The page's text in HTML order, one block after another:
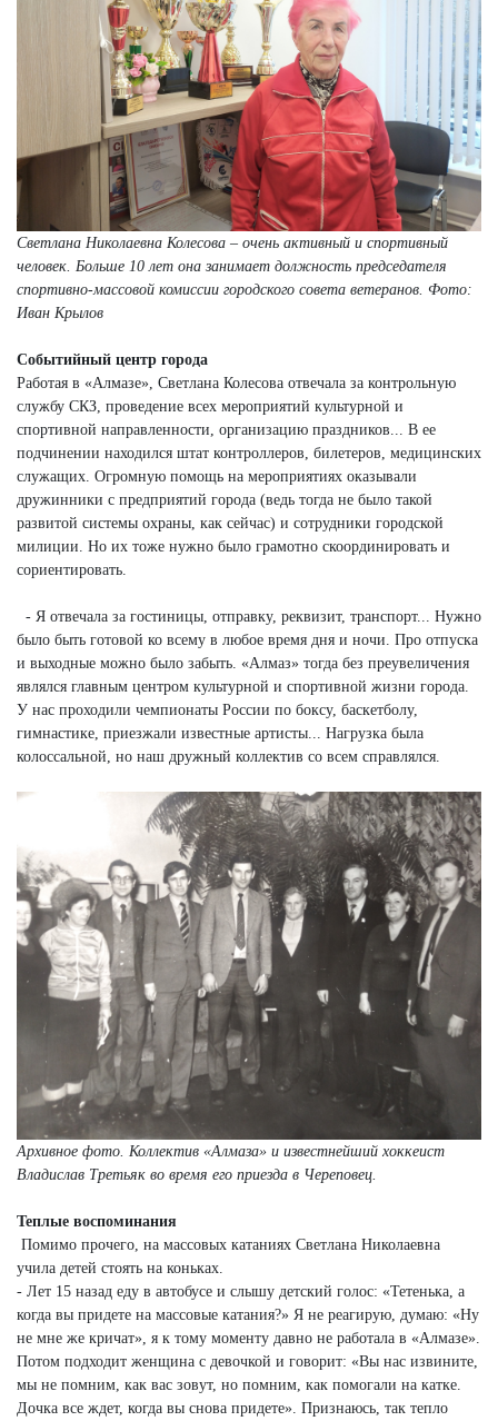
Светлана Николаевна Колесова – очень активный и спортивный
человек. Больше 10 лет она занимает должность председателя
спортивно-массовой комиссии городского совета ветеранов. Фото:
Иван Крылов
Событийный центр города
Работая в «Алмазе», Светлана Колесова отвечала за контрольную
службу СКЗ, проведение всех мероприятий культурной и
спортивной направленности, организацию праздников... В ее
подчинении находился штат контроллеров, билетеров, медицинских
служащих. Огромную помощь на мероприятиях оказывали
дружинники с предприятий города (ведь тогда не было такой
развитой системы охраны, как сейчас) и сотрудники городской
милиции. Но их тоже нужно было грамотно скоординировать и
сориентировать.
- Я отвечала за гостиницы, отправку, реквизит, транспорт... Нужно
было быть готовой ко всему в любое время дня и ночи. Про отпуска
и выходные можно было забыть. «Алмаз» тогда без преувеличения
являлся главным центром культурной и спортивной жизни города.
У нас проходили чемпионаты России по боксу, баскетболу,
гимнастике, приезжали известные артисты... Нагрузка была
колоссальной, но наш дружный коллектив со всем справлялся.
Архивное фото. Коллектив «Алмаза» и известнейший хоккеист
Владислав Третьяк во время его приезда в Череповец.
Теплые воспоминания
Помимо прочего, на массовых катаниях Светлана Николаевна
учила детей стоять на коньках.
- Лет 15 назад еду в автобусе и слышу детский голос: «Тетенька, а
когда вы придете на массовые катания?» Я не реагирую, думаю: «Ну
не мне же кричат», я к тому моменту давно не работала в «Алмазе».
Потом подходит женщина с девочкой и говорит: «Вы нас извините,
мы не помним, как вас зовут, но помним, как помогали на катке.
Дочка все ждет, когда вы снова придете». Признаюсь, так тепло